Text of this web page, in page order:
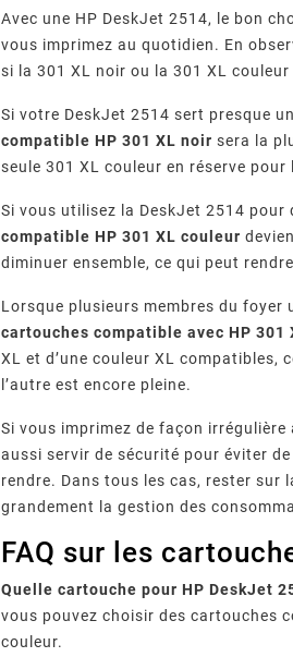
Avec une HP DeskJet 2514, le bon
vous imprimez au quotidien. En
si la 301 XL noir ou la 301 XL
Si votre DeskJet 2514 sert presque
compatible HP 301 XL noir sera la
seule 301 XL couleur en réserve
Si vous utilisez la DeskJet 2514
compatible HP 301 XL couleur
diminuer ensemble, ce qui peut
Lorsque plusieurs membres du
cartouches compatible avec HP 301
XL et d’une couleur XL compatibles,
l’autre est encore pleine.
Si vous imprimez de façon
aussi servir de sécurité pour éviter
rendre. Dans tous les cas, rester sur
grandement la gestion des
FAQ sur les
Quelle cartouche pour HP DeskJet
vous pouvez choisir des cartouches
couleur.